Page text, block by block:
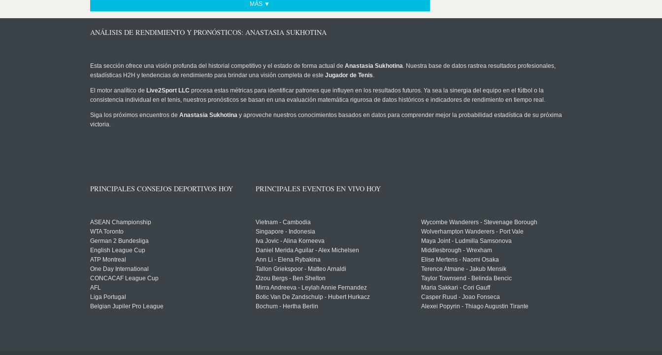
MÁS ▼
ANÁLISIS DE RENDIMIENTO Y PRONÓSTICOS: ANASTASIA SUKHOTINA
Esta sección ofrece una visión profunda del historial competitivo y el estado de forma actual de Anastasia Sukhotina. Nuestra base de datos rastrea resultados profesionales,
estadísticas H2H y tendencias de rendimiento para brindar una visión completa de este Jugador de Tenis.
El motor analítico de Live2Sport LLC procesa estas métricas para identificar patrones que influyen en los resultados futuros. Ya sea la sinergia del equipo en el fútbol o la
consistencia individual en el tenis, nuestros pronósticos se basan en una evaluación matemática rigurosa de datos históricos e indicadores de rendimiento en tiempo real.
Siga los próximos encuentros de Anastasia Sukhotina y aproveche nuestros conocimientos basados en datos para comprender mejor la probabilidad estadística de su próxima
victoria.
PRINCIPALES CONSEJOS DEPORTIVOS HOY
ASEAN Championship
WTA Toronto
German 2 Bundesliga
English League Cup
ATP Montreal
One Day International
CONCACAF League Cup
AFL
Liga Portugal
Belgian Jupiler Pro League
PRINCIPALES EVENTOS EN VIVO HOY
Vietnam - Cambodia
Singapore - Indonesia
Iva Jovic - Alina Korneeva
Daniel Merida Aguilar - Alex Michelsen
Ann Li - Elena Rybakina
Tallon Griekspoor - Matteo Arnaldi
Zizou Bergs - Ben Shelton
Mirra Andreeva - Leylah Annie Fernandez
Botic Van De Zandschulp - Hubert Hurkacz
Bochum - Hertha Berlin
Wycombe Wanderers - Stevenage Borough
Wolverhampton Wanderers - Port Vale
Maya Joint - Ludmilla Samsonova
Middlesbrough - Wrexham
Elise Mertens - Naomi Osaka
Terence Atmane - Jakub Mensik
Taylor Townsend - Belinda Bencic
Maria Sakkari - Cori Gauff
Casper Ruud - Joao Fonseca
Alexei Popyrin - Thiago Augustin Tirante